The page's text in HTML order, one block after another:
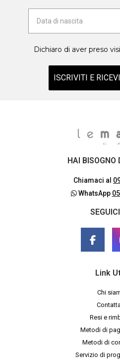
Dichiaro di aver preso
ISCRIVITI E
HAI BISOGNO
Chiamaci al
WhatsApp
Link
Chi
Resi e
Metodi di
Metodi di
Servizio di